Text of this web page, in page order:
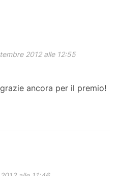
2012 alle 12:55
ancora per il premio!